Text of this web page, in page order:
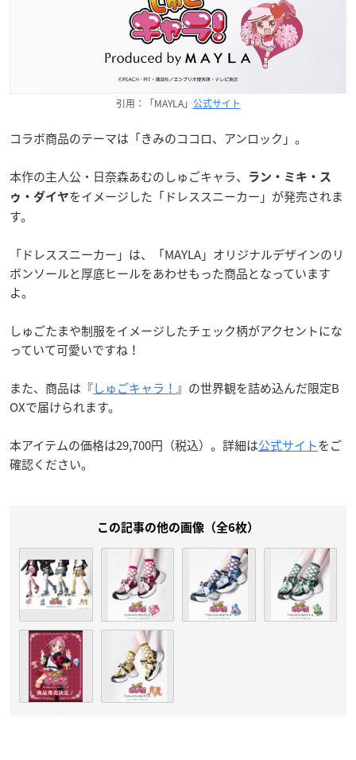
引用：「MAYLA」 公式サイト
コラボ商品のテーマは「きみのココロ、アンロック」。
本作の主人公・日奈森あむのしゅごキャラ、
ラン・ミキ・ス
ゥ・ダイヤをイメージした「ドレススニーカー」が発売されま
す。
「ドレススニーカー」は、「MAYLA」オリジナルデザインのリ
ボンソールと厚底ヒールをあわせもった商品となっています
よ。
しゅごたまや制服をイメージしたチェック柄がアクセントにな
っていて可愛いですね！
また、商品は『しゅごキャラ！ 』の世界観を詰め込んだ限定B
OXで届けられます。
本アイテムの価格は29,700円（税込）。詳細は公式サイトをご
確認ください。
この記事の他の画像（全6枚）